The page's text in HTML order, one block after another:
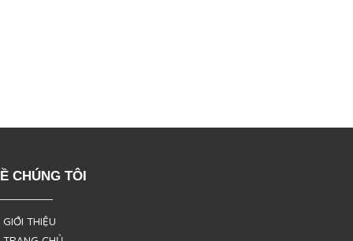
CHÚNG TÔI
THIỆU